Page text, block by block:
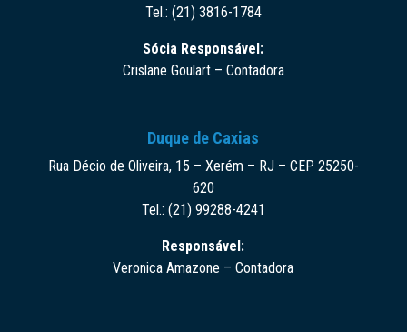
Tel.: (21) 3816-1784
Sócia Responsável:
Crislane Goulart – Contadora
Duque de Caxias
Rua Décio de Oliveira, 15 – Xerém – RJ – CEP 25250-
620
Tel.: (21) 99288-4241
Responsável:
Veronica Amazone – Contadora